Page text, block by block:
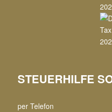
STEUERHILFE
per Telefon